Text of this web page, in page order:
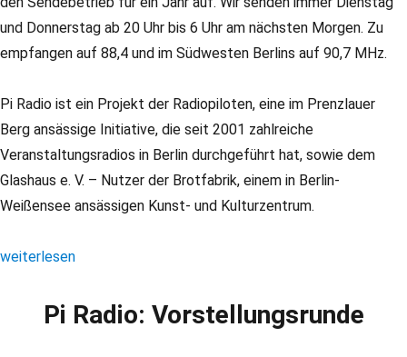
und Donnerstag ab 20 Uhr bis 6 Uhr am nächsten Morgen. Zu
empfangen auf 88,4 und im Südwesten Berlins auf 90,7 MHz.
Pi Radio ist ein Projekt der Radiopiloten, eine im Prenzlauer
Berg ansässige Initiative, die seit 2001 zahlreiche
Veranstaltungsradios in Berlin durchgeführt hat, sowie dem
Glashaus e. V. – Nutzer der Brotfabrik, einem in Berlin-
Weißensee ansässigen Kunst- und Kulturzentrum.
„Pi Radio: Sendestart“
weiterlesen
Pi Radio: Vorstellungsrunde